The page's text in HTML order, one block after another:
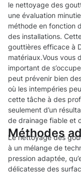
le nettoyage des
une évaluation
méthode en fonction
des installations.
gouttières efficace à
matériaux.Vous vous
important de
peut prévenir bien
où les intempéries
cette tâche à des
seulement d’un
de drainage fiable et
Méthodes
Le nettoyage des
à un mélange de
pression adaptée,
délicatesse des